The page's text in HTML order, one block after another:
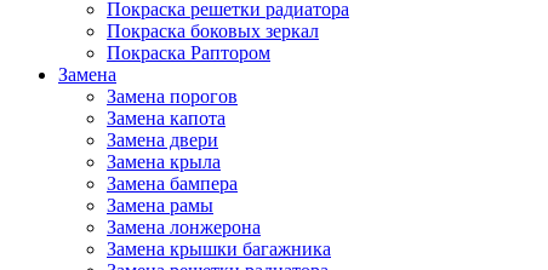
Покраска решетки радиатора
Покраска боковых зеркал
Покраска Раптором
Замена
Замена порогов
Замена капота
Замена двери
Замена крыла
Замена бампера
Замена рамы
Замена лонжерона
Замена крышки багажника